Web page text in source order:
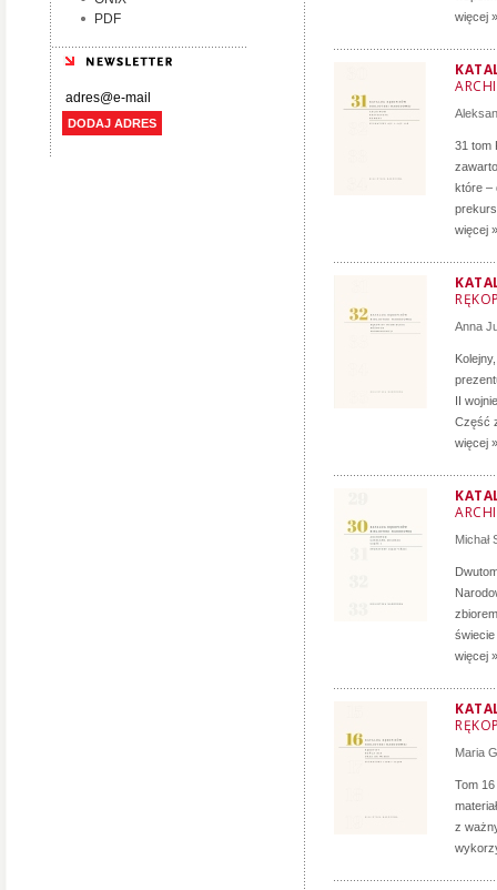
PDF
DODAJ ADRES
więcej »
31 tom
które –
więcej »
Anna
II
Część
więcej »
Michał
więcej »
Maria
Tom
z